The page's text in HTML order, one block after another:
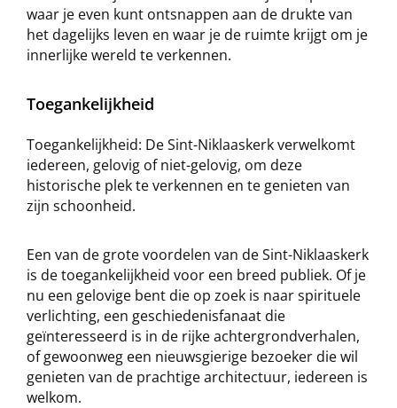
waar je even kunt ontsnappen aan de drukte van
het dagelijks leven en waar je de ruimte krijgt om je
innerlijke wereld te verkennen.
Toegankelijkheid
Toegankelijkheid: De Sint-Niklaaskerk verwelkomt
iedereen, gelovig of niet-gelovig, om deze
historische plek te verkennen en te genieten van
zijn schoonheid.
Een van de grote voordelen van de Sint-Niklaaskerk
is de toegankelijkheid voor een breed publiek. Of je
nu een gelovige bent die op zoek is naar spirituele
verlichting, een geschiedenisfanaat die
geïnteresseerd is in de rijke achtergrondverhalen,
of gewoonweg een nieuwsgierige bezoeker die wil
genieten van de prachtige architectuur, iedereen is
welkom.